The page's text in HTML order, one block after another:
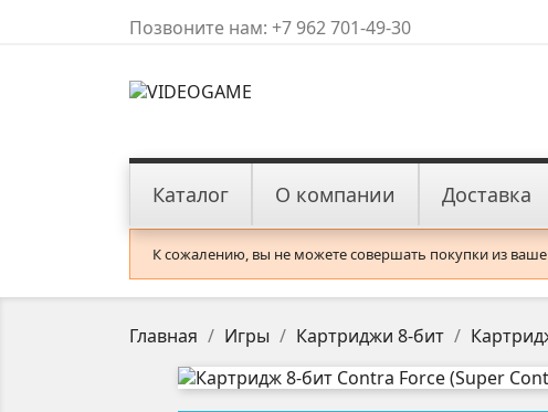
Позвоните нам: +7 962 701-49-30
Каталог О компании Доставка
К сожалению, вы не можете совершать покупки из
Главная Игры Картриджи 8-бит